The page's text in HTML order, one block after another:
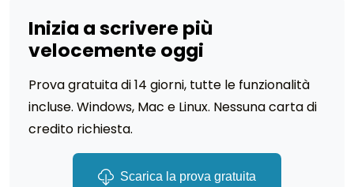
Inizia a scrivere più
velocemente oggi
Prova gratuita di 14 giorni, tutte le funzionalità
incluse. Windows, Mac e Linux. Nessuna carta di
credito richiesta.
Scarica la prova gratuita